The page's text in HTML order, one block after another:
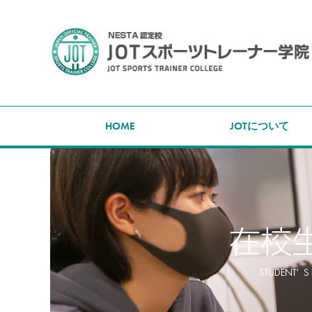
HOME JOTについて